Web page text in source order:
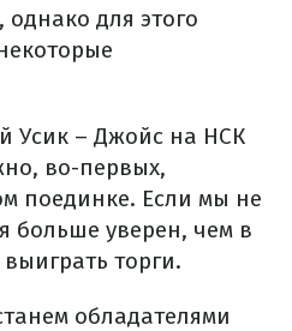
для этого
Усик – Джойс на НСК
во-первых,
поединке. Если мы не
больше уверен, чем в
торги.
обладателями